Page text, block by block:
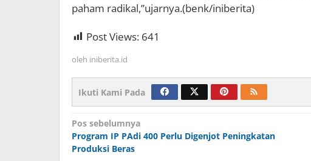
paham radikal,”ujarnya.(benk/iniberita)
Post Views: 641
oleh iniberita.id
Ikuti Kami Pada
Navigasi
pos
Pos sebelumnya
Program IP PAdi 400 Perlu Digenjot Peningkatan
Produksi Beras